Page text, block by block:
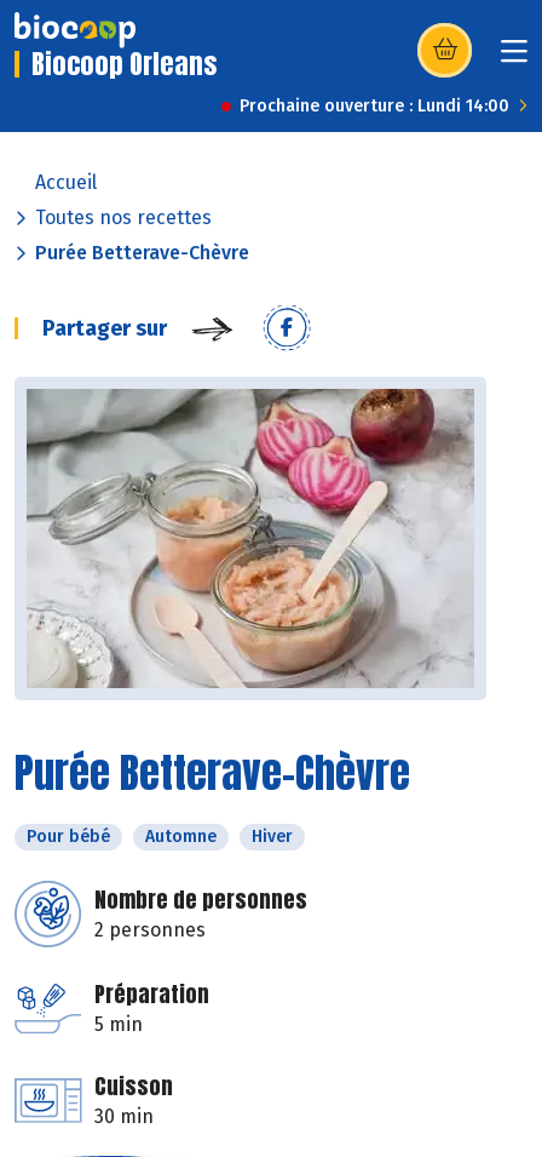
Biocoop Orleans (s’ouvre dans
Prochaine ouverture : Lundi 14:00
Accueil
Toutes nos recettes
Purée Betterave-Chèvre
Partager sur
Purée Betterave-Chèvre
Pour bébé Automne Hiver
Nombre de personnes
2 personnes
Préparation
5 min
Cuisson
30 min